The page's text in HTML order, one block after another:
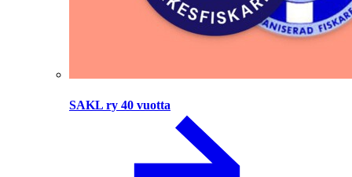
SAKL ry 40 vuotta